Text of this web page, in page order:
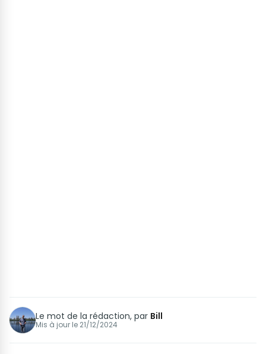
Le mot de la rédaction, par Bill
Mis à jour le 21/12/2024